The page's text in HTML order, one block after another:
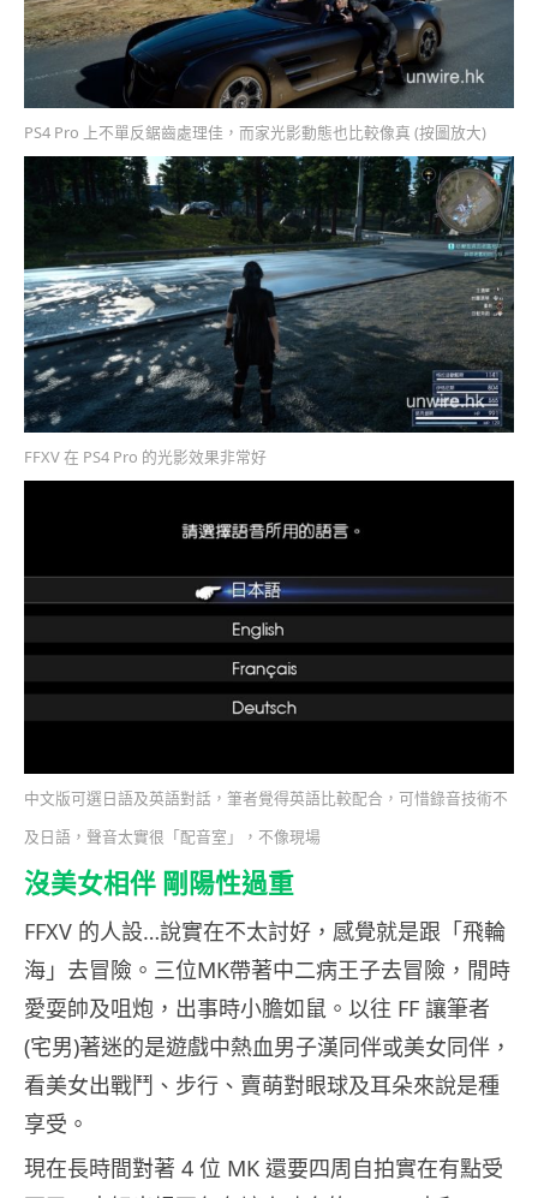
PS4 Pro 上不單反鋸齒處理佳，而家光影動態也比較像真 (按圖放大)
FFXV 在 PS4 Pro 的光影效果非常好
中文版可選日語及英語對話，筆者覺得英語比較配合，可惜錄音技術不
及日語，聲音太實很「配音室」，不像現場
沒美女相伴 剛陽性過重
FFXV 的人設…說實在不太討好，感覺就是跟「飛輪
海」去冒險。三位MK帶著中二病王子去冒險，閒時
愛耍帥及咀炮，出事時小膽如鼠。以往 FF 讓筆者
(宅男)著迷的是遊戲中熱血男子漢同伴或美女同伴，
看美女出戰鬥、步行、賣萌對眼球及耳朵來說是種
享受。
現在長時間對著 4 位 MK 還要四周自拍實在有點受